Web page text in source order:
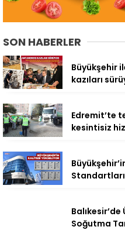
SON HABERLER
Büyükşehir
kazıları
Edremit’te
kesintisiz
Soğutma